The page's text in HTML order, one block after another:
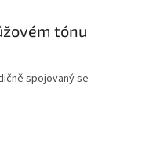
tónu
spojovaný se